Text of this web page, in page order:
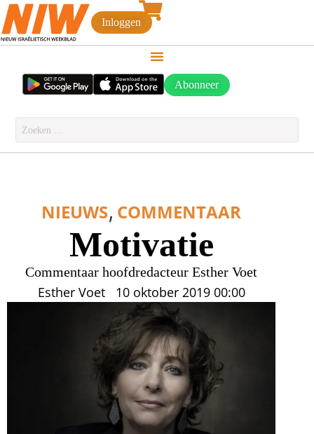
Inloggen
Abonneer
NIEUWS, COMMENTAAR
Motivatie
Commentaar hoofdredacteur Esther Voet
Esther Voet 10 oktober 2019 00:00